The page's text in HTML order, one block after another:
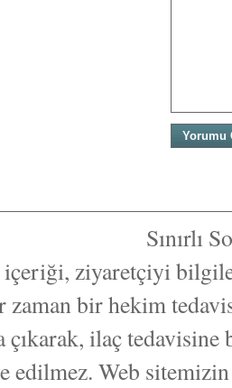
Sınırlı
ziyaretçiyi
bir hekim
çıkarak, ilaç
edilmez. Web